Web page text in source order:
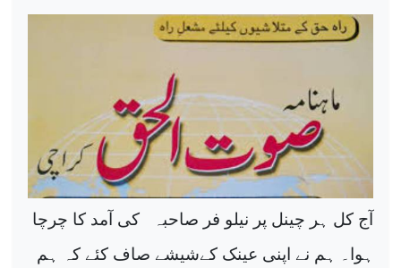
آج کل ہر چینل پر نیلو فر صاحبہ
کی آمد کا چرچا
ہوا۔ ہم نے اپنی عینک کےشیشے صاف کئے کہ ہم